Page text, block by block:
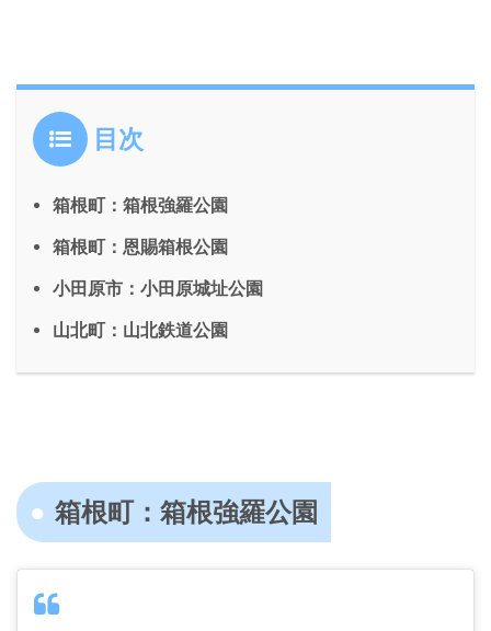
目次
箱根町：箱根強羅公園
箱根町：恩賜箱根公園
小田原市：小田原城址公園
山北町：山北鉄道公園
箱根町：箱根強羅公園